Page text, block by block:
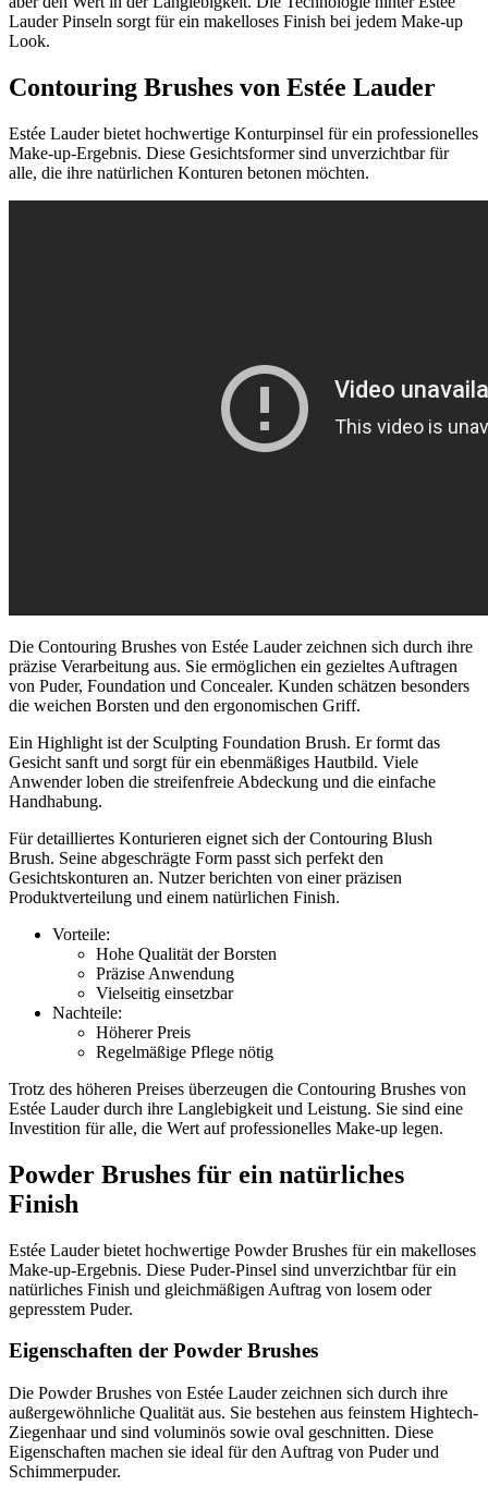
Lauder Pinseln sorgt für ein makelloses Finish bei jedem Make-up
Look.
Contouring Brushes von Estée Lauder
Estée Lauder bietet hochwertige Konturpinsel für ein professionelles
Make-up-Ergebnis. Diese Gesichtsformer sind unverzichtbar für
alle, die ihre natürlichen Konturen betonen möchten.
Die Contouring Brushes von Estée Lauder zeichnen sich durch ihre
präzise Verarbeitung aus. Sie ermöglichen ein gezieltes Auftragen
von Puder, Foundation und Concealer. Kunden schätzen besonders
die weichen Borsten und den ergonomischen Griff.
Ein Highlight ist der Sculpting Foundation Brush. Er formt das
Gesicht sanft und sorgt für ein ebenmäßiges Hautbild. Viele
Anwender loben die streifenfreie Abdeckung und die einfache
Handhabung.
Für detailliertes Konturieren eignet sich der Contouring Blush
Brush. Seine abgeschrägte Form passt sich perfekt den
Gesichtskonturen an. Nutzer berichten von einer präzisen
Produktverteilung und einem natürlichen Finish.
Vorteile:
Hohe Qualität der Borsten
Präzise Anwendung
Vielseitig einsetzbar
Nachteile:
Höherer Preis
Regelmäßige Pflege nötig
Trotz des höheren Preises überzeugen die Contouring Brushes von
Estée Lauder durch ihre Langlebigkeit und Leistung. Sie sind eine
Investition für alle, die Wert auf professionelles Make-up legen.
Powder Brushes für ein natürliches
Finish
Estée Lauder bietet hochwertige Powder Brushes für ein makelloses
Make-up-Ergebnis. Diese Puder-Pinsel sind unverzichtbar für ein
natürliches Finish und gleichmäßigen Auftrag von losem oder
gepresstem Puder.
Eigenschaften der Powder Brushes
Die Powder Brushes von Estée Lauder zeichnen sich durch ihre
außergewöhnliche Qualität aus. Sie bestehen aus feinstem Hightech-
Ziegenhaar und sind voluminös sowie oval geschnitten. Diese
Eigenschaften machen sie ideal für den Auftrag von Puder und
Schimmerpuder.